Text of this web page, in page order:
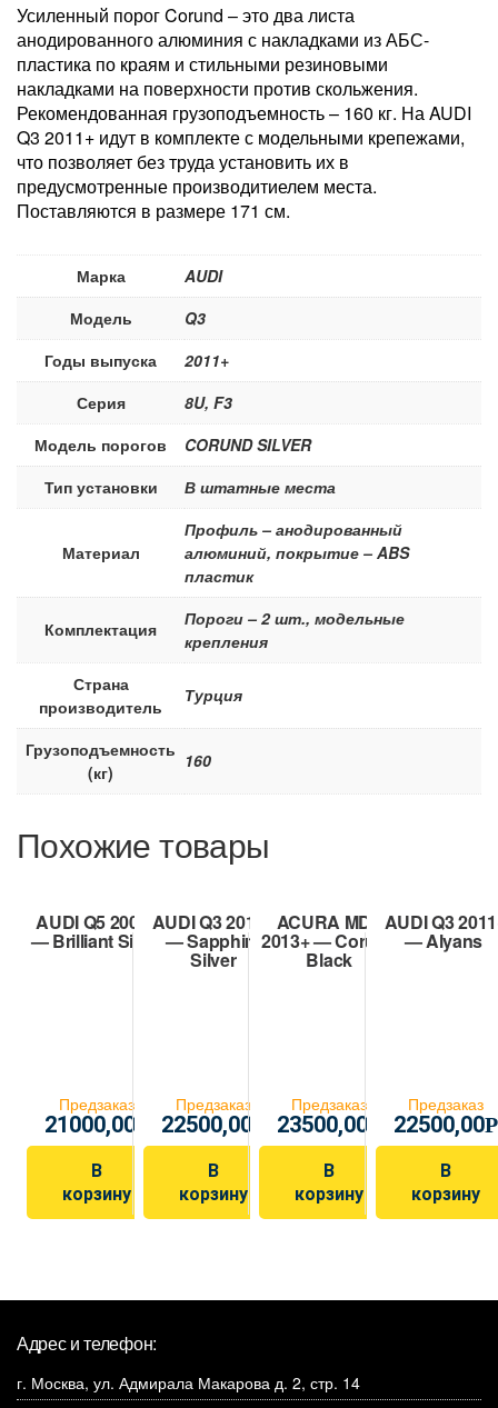
Усиленный порог Corund – это два листа
анодированного алюминия с накладками из АБС-
пластика по краям и стильными резиновыми
накладками на поверхности против скольжения.
Рекомендованная грузоподъемность – 160 кг. На AUDI
Q3 2011+ идут в комплекте с модельными крепежами,
что позволяет без труда установить их в
предусмотренные производитиелем места.
Поставляются в размере 171 см.
Марка
AUDI
Модель
Q3
Годы выпуска
2011+
Серия
8U, F3
Модель порогов
CORUND SILVER
Тип установки
В штатные места
Материал
Профиль – анодированный
алюминий, покрытие – ABS
пластик
Комплектация
Пороги – 2 шт., модельные
крепления
Страна
производитель
Турция
Грузоподъемность
(кг)
160
Похожие товары
AUDI Q5 2008+
— Brilliant Silver
Предзаказ
21000,00
В
корзину
AUDI Q3 2011+
— Sapphire
Silver
Предзаказ
22500,00
В
корзину
ACURA MDX
2013+ — Corund
Black
Предзаказ
23500,00
В
корзину
AUDI Q3
— Alyans
Предзаказ
22500,00Р
В
корзину
Адрес и телефон:
г. Москва, ул. Адмирала Макарова д. 2, стр. 14